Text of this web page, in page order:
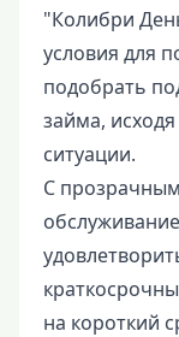
"Колибри
условия для
подобрать
займа,
ситуации.
С
на короткий